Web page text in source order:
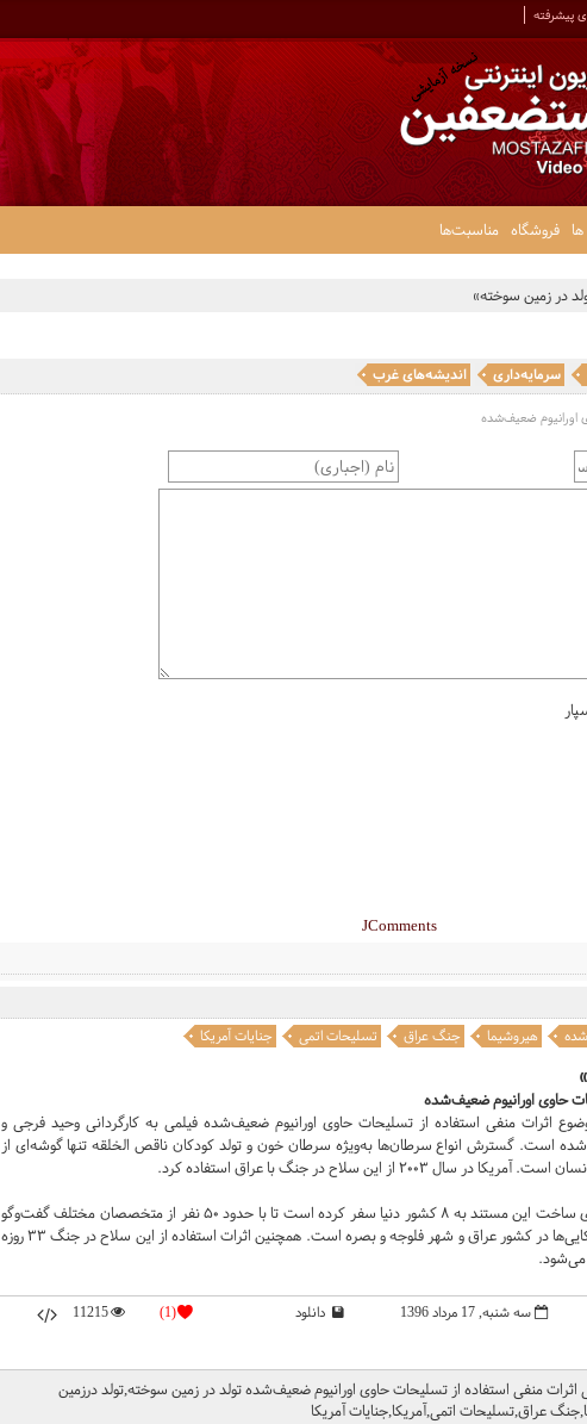
پیشرفته
فروشگاه مناسبت‌ها
در زمین سوخته»
سرمایه‌داری اندیشه‌های غرب
اورانیوم ضعیف‌شده
منفی استفاده از تسلیحات حاوی اورانیوم ضعیف‌شده تولد در زمین سوخته,تولد درزمین
عراق,تسلیحات اتمی,آمریکا,جنایات آمریکا
سه شنبه, 17 مرداد 1396 دانلود (1)
11215
حاوی اورانیوم ضعیف‌شده
اثرات منفی استفاده از تسلیحات حاوی اورانیوم ضعیف‌شده فیلمی به کارگردانی وحید فرجی و
است. گسترش انواع سرطان‌ها به‌ویژه سرطان خون و تولد کودکان ناقص الخلقه تنها گوشه‌ای از
وحید فرجی، کارگردان این مستند برای ساخت این مستند به ۸ کشور دنیا سفر کرده است تا با حدود ۵۰ نفر از متخصصان مختلف گفت‌‌وگو
کند. تمرکز این فیلم روی جنایات آمریکایی‌ها در کشور عراق و شهر فلوجه و بصره است. همچنین اثرات استفاده از این سلاح در جنگ ۳۳ روزه
می‌شود.
هیروشیما جنگ عراق تسلیحات اتمی جنایات آمریکا
JComments